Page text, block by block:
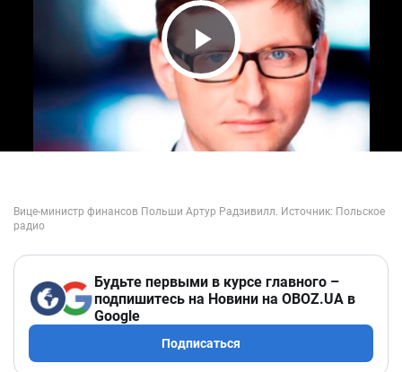
Play Video
Будьте первыми в курсе главного –
подпишитесь на Новини на OBOZ.UA в
Google
Подписаться